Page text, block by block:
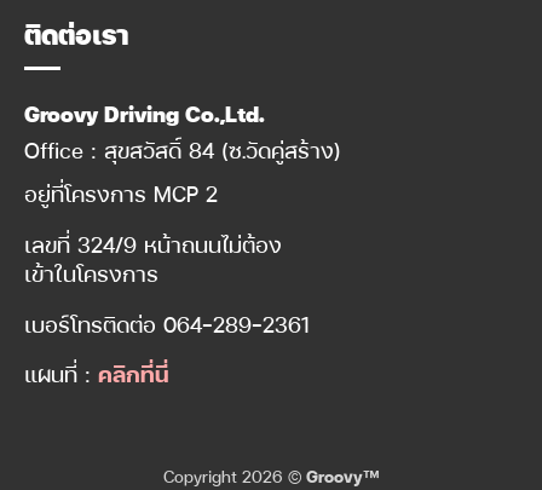
ติดต่อเรา
Groovy Driving Co.,Ltd.
Office : สุขสวัสดิ์ 84 (ซ.วัดคู่สร้าง)
อยู่ที่โครงการ MCP 2
เลขที่ 324/9 หน้าถนนไม่ต้อง
เข้าในโครงการ
เบอร์โทรติดต่อ 064-289-2361
แผนที่ : คลิกที่นี่
Copyright 2026 © Groovy™